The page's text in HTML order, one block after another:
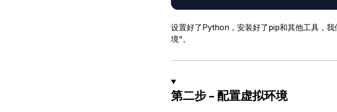
设置好了Python，安装好了pip和其他工具，
境"。
第二步 - 配置虚拟环境